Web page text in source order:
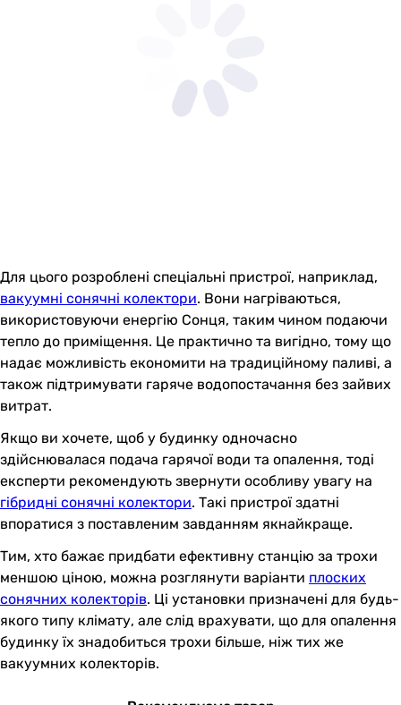
Для цього розроблені спеціальні пристрої, наприклад,
вакуумні сонячні колектори. Вони нагріваються,
використовуючи енергію Сонця, таким чином подаючи
тепло до приміщення. Це практично та вигідно, тому що
надає можливість економити на традиційному паливі, а
також підтримувати гаряче водопостачання без зайвих
витрат.
Якщо ви хочете, щоб у будинку одночасно
здійснювалася подача гарячої води та опалення, тоді
експерти рекомендують звернути особливу увагу на
гібридні сонячні колектори. Такі пристрої здатні
впоратися з поставленим завданням якнайкраще.
Тим, хто бажає придбати ефективну станцію за трохи
меншою ціною, можна розглянути варіанти плоских
сонячних колекторів. Ці установки призначені для будь-
якого типу клімату, але слід врахувати, що для опалення
будинку їх знадобиться трохи більше, ніж тих же
вакуумних колекторів.